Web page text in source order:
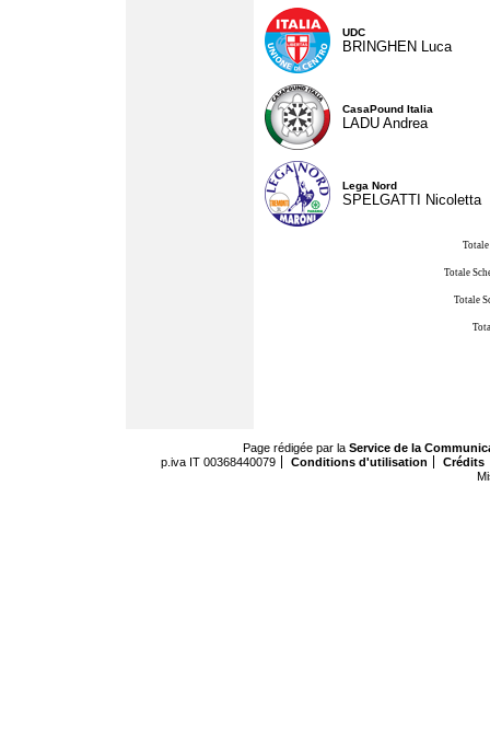
UDC
BRINGHEN Luca
CasaPound Italia
LADU Andrea
Lega Nord
SPELGATTI Nicoletta
Totale
Totale
Page rédigée par la Service de la
p.iva IT 00368440079
Conditions d'utilisation
Crédits